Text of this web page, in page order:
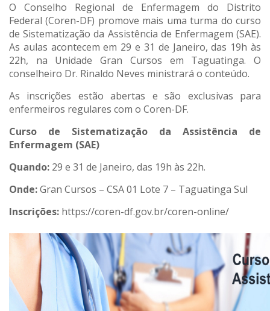
O Conselho Regional de Enfermagem do Distrito
Federal (Coren-DF) promove mais uma turma do curso
de Sistematização da Assistência de Enfermagem (SAE).
As aulas acontecem em 29 e 31 de Janeiro, das 19h às
22h, na Unidade Gran Cursos em Taguatinga. O
conselheiro Dr. Rinaldo Neves ministrará o conteúdo.
As inscrições estão abertas e são exclusivas para
enfermeiros regulares com o Coren-DF.
Curso de Sistematização da Assistência de
Enfermagem (SAE)
Quando: 29 e 31 de Janeiro, das 19h às 22h.
Onde:Gran Cursos – CSA 01 Lote 7 – Taguatinga Sul
Inscrições: https://coren-df.gov.br/coren-online/